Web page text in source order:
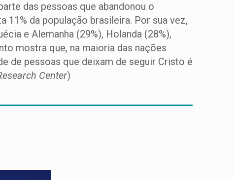
das pessoas que abandonou o
da população brasileira. Por sua vez,
e Alemanha (29%), Holanda (28%),
mostra que, na maioria das nações
de pessoas que deixam de seguir Cristo é
Center)